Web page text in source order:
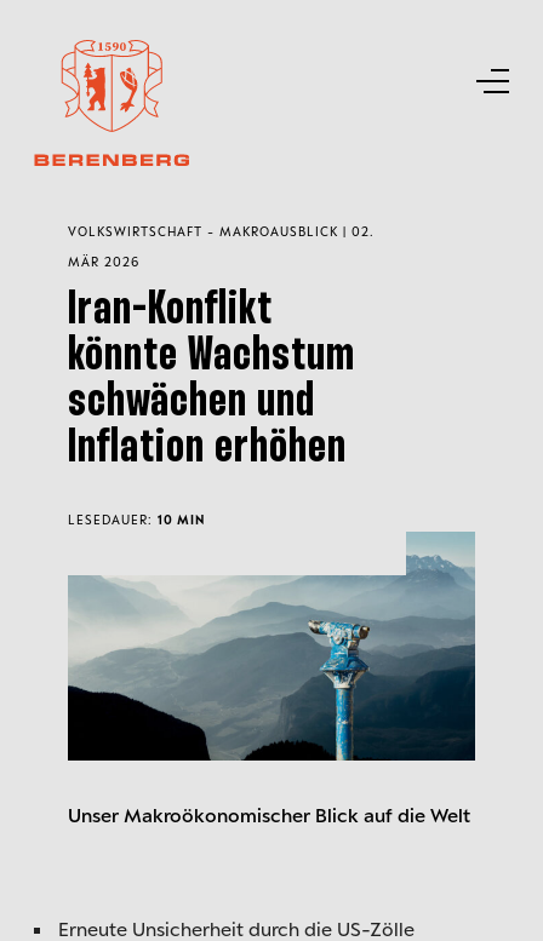
Unser Makroökonomischer Blick auf die Welt
VOLKSWIRTSCHAFT - MAKROAUSBLICK | 02.
MÄR 2026
Iran-Konflikt
könnte Wachstum
schwächen und
Inflation erhöhen
LESEDAUER: 10 MIN
Erneute Unsicherheit durch die US-Zölle